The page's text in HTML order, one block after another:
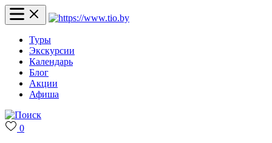
Туры
Экскурсии
Календарь
Блог
Акции
Афиша
0